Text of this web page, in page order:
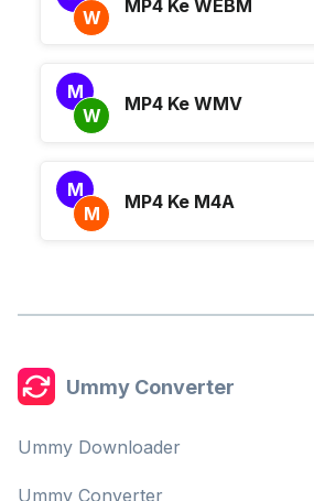
W
MP4 Ke WEBM
M
W
MP4 Ke WMV
M
M
MP4 Ke M4A
Ummy Converter
Ummy Downloader
Ummy Converter